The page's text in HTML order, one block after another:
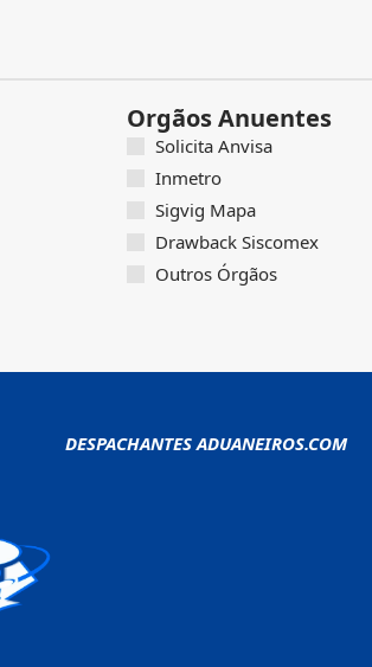
Orgãos Anuentes
Solicita Anvisa
Inmetro
Sigvig Mapa
Drawback Siscomex
Outros Órgãos
DESPACHANTES ADUANEIROS.COM